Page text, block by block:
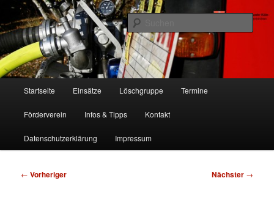
Zum
primären
Inhalt
springenFF Köln, LG RD
Freiwillige Feuerwehr Köln, Löschgruppe Rodenkirchen
Startseite Einsätze Löschgruppe Termine
Förderverein Infos & Tipps Kontakt
Datenschutzerklärung Impressum
Beitragsnavigation
← Vorheriger Nächster →